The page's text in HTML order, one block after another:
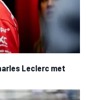
Leclerc met